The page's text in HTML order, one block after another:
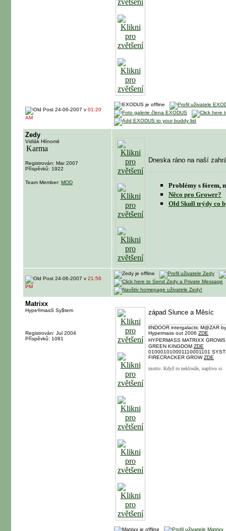
24-06-2007 v 01:20
AM
Zedy
Vidlák Hlínomil
Registrován: Mar 2007
Příspěvků: 1922
Team Member: MOD
Dneska ráno na naší
Problémy s fórem,
Něco pro Grower?
Old Skull trýdy co
24-06-2007 v 21:56
PM
Matrixx
Hype®masS Sy$tem
Registrován: Jul 2004
Příspěvků: 1081
západ Slunce a Měsíc
lINDOOR intergalactic M@ZAR
Hypermass out 2006 ZDE
HYPERMASS MATRIXX
GREEN KINGDOM ZDE
010001010001110001101
FIRECRACKER GROW ZDE
motto: Když to neklouže, naplivu si.